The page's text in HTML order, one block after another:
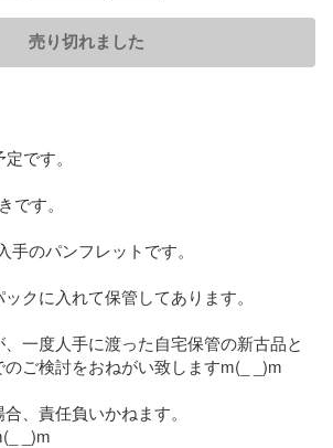
売り切れました
です。
です。
手のパンフレットです。
クに入れて保管してあります。
一度人手に渡った自宅保管の新古品と
ご検討をおねがい致しますm(_ _)m
、責任負いかねます。
_)m